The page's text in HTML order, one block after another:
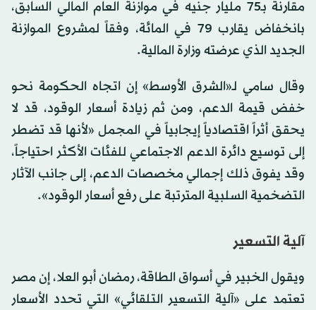
مقارنة بـ75 مليار جنيه في موازنة العام المالي السابق،
بانخفاض يقارب 79 في المائة، وفقاً لمشروع الموازنة
الجديد الذي عرضته وزارة المالية.
وقال سامي لـ«الشرق الأوسط» إن اتجاه الحكومة نحو
خفض قيمة الدعم، ومن ثم زيادة أسعار الوقود، قد لا
يحقق أثراً اقتصادياً إيجابياً في المجمل «لأنها قد تضطر
إلى توسيع دائرة الدعم الاجتماعي للفئات الأكثر احتياجاً،
وقد يفوق ذلك إجمالي مخصصات الدعم، إلى جانب الآثار
التضخمية السلبية المترتبة على رفع أسعار الوقود».
آلية التسعير
ويقول الخبير في أسواق الطاقة، رمضان أبو العلا، إن مصر
تعتمد على «آلية التسعير التلقائي» التي تحدد الأسعار